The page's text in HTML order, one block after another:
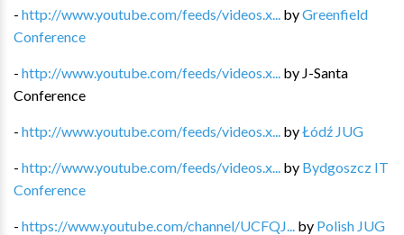
- http://www.youtube.com/feeds/videos.x... byGreenfield
Conference
- http://www.youtube.com/feeds/videos.x... by J-Santa
Conference
- http://www.youtube.com/feeds/videos.x... byŁódź JUG
- http://www.youtube.com/feeds/videos.x... by Bydgoszcz IT
Conference
- https://www.youtube.com/channel/UCFQJ... by Polish JUG